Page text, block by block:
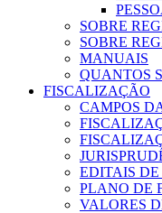
SOBRE
SOBRE
MANUAIS
QUANTOS
FISCALIZAÇÃO
CAMPOS
EDITAIS
PLANO DE
VALORES